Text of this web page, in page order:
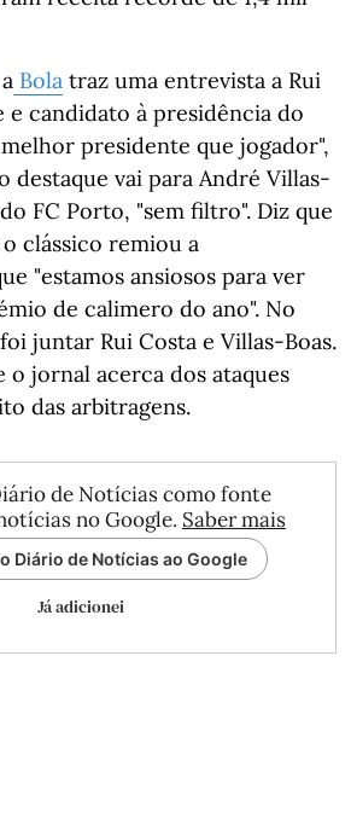
Bola traz uma entrevista a Rui
e candidato à presidência do
presidente que jogador",
destaque vai para André Villas-
FC Porto, "sem filtro". Diz que
clássico remiou a
"estamos ansiosos para ver
de calimero do ano". No
juntar Rui Costa e Villas-Boas.
o jornal acerca dos ataques
das arbitragens.
de Notícias como fonte
no Google. Saber mais
Diário de Notícias ao Google
Já adicionei